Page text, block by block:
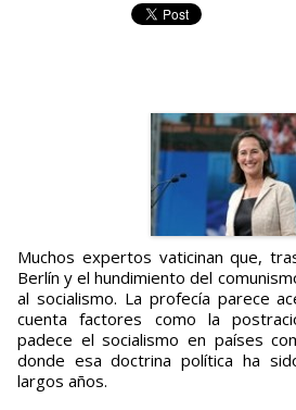
Muchos expertos vaticinan que, tras la caída del Muro de
Berlín y el hundimiento del
al socialismo. La profecía parece
cuenta factores como la
padece el socialismo en países
donde esa doctrina política ha
largos años.